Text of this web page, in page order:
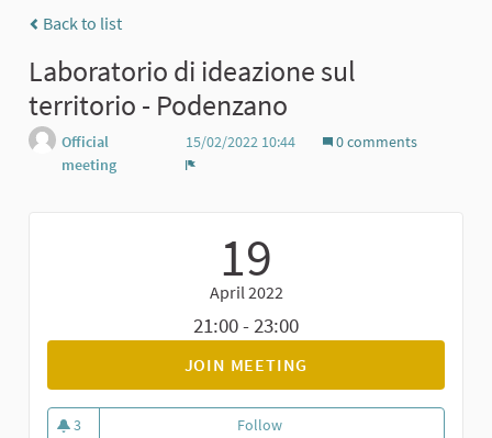
Back to list
Laboratorio di ideazione sul
territorio - Podenzano
Official
meeting
15/02/2022 10:44
0 comments
19
April 2022
21:00 - 23:00
JOIN MEETING
3 FollowLaboratorio di ideazione sul